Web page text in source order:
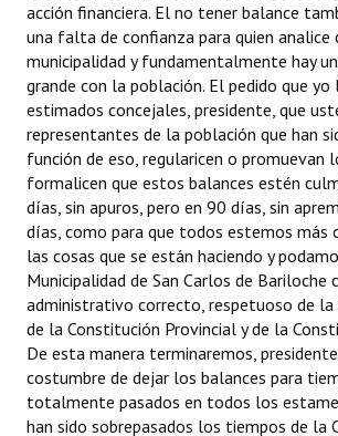
acción financiera. El no tener balance
una falta de confianza para quien
municipalidad y fundamentalmente hay
grande con la población. El pedido que yo
estimados concejales, presidente, que
representantes de la población que han
función de eso, regularicen o promuevan
formalicen que estos balances estén
días, sin apuros, pero en 90 días, sin
días, como para que todos estemos más
las cosas que se están haciendo y
Municipalidad de San Carlos de Bariloche
administrativo correcto, respetuoso de la
de la Constitución Provincial y de la
De esta manera terminaremos,
costumbre de dejar los balances para
totalmente pasados en todos los
han sido sobrepasados los tiempos de la